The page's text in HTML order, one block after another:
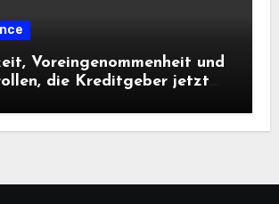
Voreingenommenheit und
die Kreditgeber jetzt